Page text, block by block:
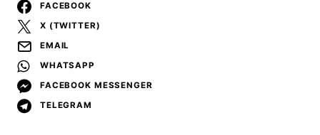
FACEBOOK
X (TWITTER)
EMAIL
WHATSAPP
FACEBOOK MESSENGER
TELEGRAM